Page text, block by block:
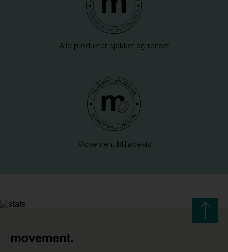
Alle produkter sjekket og renset
Movement Miljøbevis